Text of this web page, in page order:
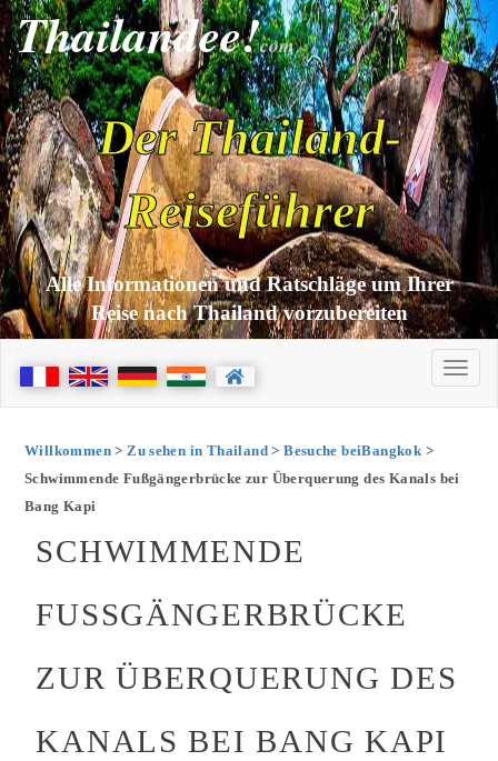
Thailandee!com
Der Thailand-
Reiseführer
Alle Informationen und Ratschläge um Ihrer
Reise nach Thailand vorzubereiten
Willkommen>Zu sehen in Thailand>Besuche beiBangkok >
Schwimmende Fußgängerbrücke zur Überquerung des Kanals bei
Bang Kapi
SCHWIMMENDE
FUSSGÄNGERBRÜCKE Z
UR ÜBERQUERUNG DES K
ANALS BEI BANG KAPI I